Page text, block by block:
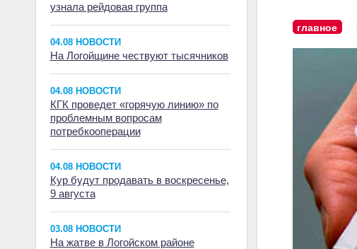
узнала рейдовая группа
04.08 НОВОСТИ
На Логойщине чествуют тысячников
04.08 НОВОСТИ
КГК проведет «горячую линию» по
проблемным вопросам
потребкооперации
04.08 НОВОСТИ
Кур будут продавать в воскресенье,
9 августа
03.08 НОВОСТИ
На жатве в Логойском районе
главное